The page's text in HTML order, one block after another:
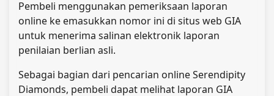
Pembeli menggunakan pemeriksaan laporan
online ke emasukkan nomor ini di situs web GIA
untuk menerima salinan elektronik laporan
penilaian berlian asli.
Sebagai bagian dari pencarian online Serendipity
Diamonds, pembeli dapat melihat laporan GIA